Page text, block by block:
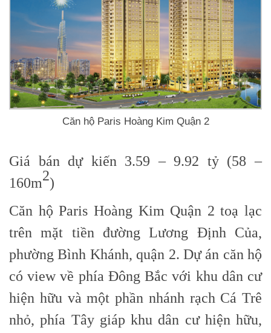
Căn hộ Paris Hoàng Kim Quận 2
Giá bán dự kiến 3.59 – 9.92 tỷ (58 –
160m2)
Căn hộ Paris Hoàng Kim Quận 2 toạ lạc
trên mặt tiền đường Lương Định Của,
phường Bình Khánh, quận 2. Dự án căn hộ
có view về phía Đông Bắc với khu dân cư
hiện hữu và một phần nhánh rạch Cá Trê
nhỏ, phía Tây giáp khu dân cư hiện hữu,